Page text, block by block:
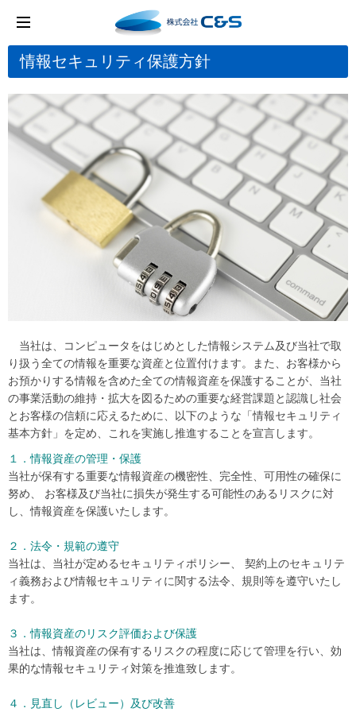
情報セキュリティ保護方針
当社は、コンピュータをはじめとした情報システム及び当社で取
り扱う全ての情報を重要な資産と位置付けます。また、お客様から
お預かりする情報を含めた全ての情報資産を保護することが、当社
の事業活動の維持・拡大を図るための重要な経営課題と認識し社会
とお客様の信頼に応えるために、以下のような「情報セキュリティ
基本方針」を定め、これを実施し推進することを宣言します。
１．情報資産の管理・保護
当社が保有する重要な情報資産の機密性、完全性、可用性の確保に
努め、 お客様及び当社に損失が発生する可能性のあるリスクに対
し、情報資産を保護いたします。
２．法令・規範の遵守
当社は、当社が定めるセキュリティポリシー、 契約上のセキュリテ
ィ義務および情報セキュリティに関する法令、規則等を遵守いたし
ます。
３．情報資産のリスク評価および保護
当社は、情報資産の保有するリスクの程度に応じて管理を行い、効
果的な情報セキュリティ対策を推進致します。
４．見直し（レビュー）及び改善